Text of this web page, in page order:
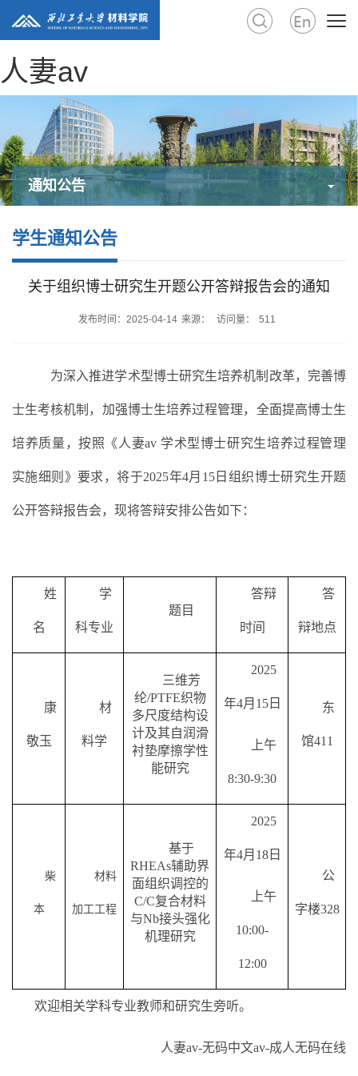
人妻av
通知公告
学生通知公告
关于组织博士研究生开题公开答辩报告会的通知
发布时间：2025-04-14 来源： 访问量： 511
为深入推进学术型博士研究生培养机制改革，完善博
士生考核机制，加强博士生培养过程管理，全面提高博士生
培养质量，按照《人妻av 学术型博士研究生培养过程管理
实施细则》要求，将于2025年4月 15日 组织博士研究生开题
公开答辩报告会，现将答辩安排公告如下：
姓
名
学
科专业
题目
答辩
时间
答
辩地点
康
敬玉
材
料学
三维芳
纶/PTFE织物
多尺度结构设
计及其自润滑
衬垫摩擦学性
能研究
2025
年4月 15日
上午
8:30-9:30
东
馆411
柴
本
材料
加工工程
基于
RHEAs辅助界
面组织调控的
C/C复合材料
与Nb接头强化
机理研究
2025
年4月 18日
上午
10:00-
12:00
公
字楼328
欢迎相关学科专业教师和研究生旁听。
人妻av-无码中文av-成人无码在线